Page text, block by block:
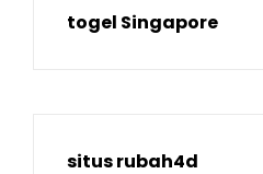
togel Singapore
situs rubah4d